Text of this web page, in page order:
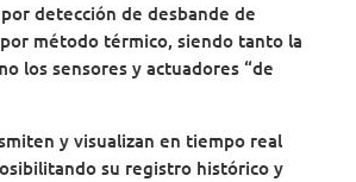
detección de desbande de
método térmico, siendo tanto la
los sensores y actuadores “de
y visualizan en tiempo real
su registro histórico y